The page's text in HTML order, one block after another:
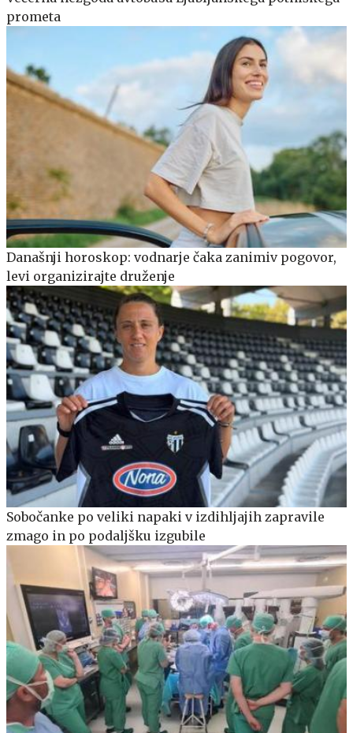
prometa
Današnji horoskop: vodnarje čaka zanimiv pogovor,
levi organizirajte druženje
Sobočanke po veliki napaki v izdihljajih zapravile
zmago in po podaljšku izgubile